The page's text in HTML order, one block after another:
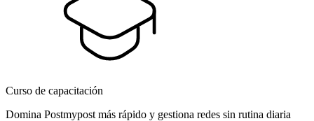
Curso de capacitación
Domina Postmypost más rápido y gestiona redes sin rutina diaria